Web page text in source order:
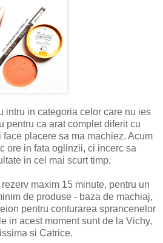
intru in categoria celor care nu ies
pentru ca arat complet diferit cu
placere sa ma machiez. Acum
ore in fata oglinzii, ci incerc sa
in cel mai scurt timp.
maxim 15 minute, pentru un
de produse - baza de machiaj,
pentru conturarea sprancenelor
in acest moment sunt de la Vichy,
si Catrice.